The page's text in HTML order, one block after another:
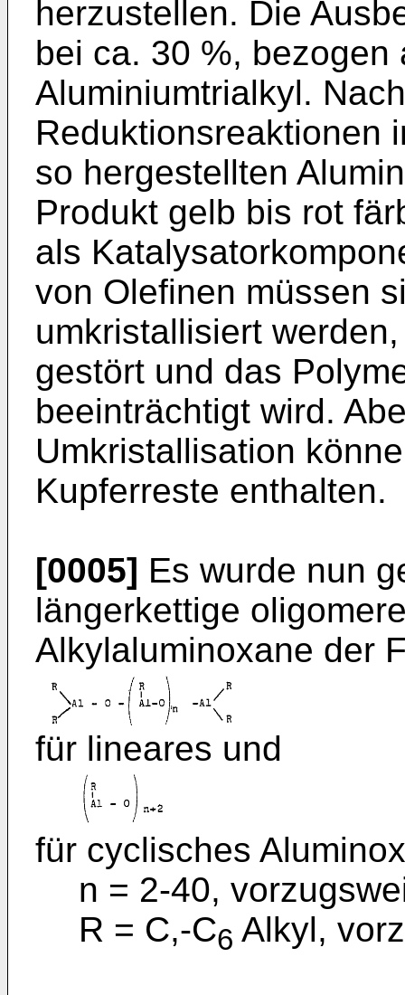
herzustellen. Die
bei ca. 30 %,
Aluminiumtrialkyl.
Reduktionsreaktionen
so hergestellten
Produkt gelb bis rot
als
von Olefinen müssen
umkristallisiert
gestört und das
beeinträchtigt wird.
Umkristallisation
Kupferreste enthalten.
[0005] Es wurde nun
längerkettige
Alkylaluminoxane der
für lineares und
für cyclisches
n = 2-40,
R = C,-C6 Alkyl,